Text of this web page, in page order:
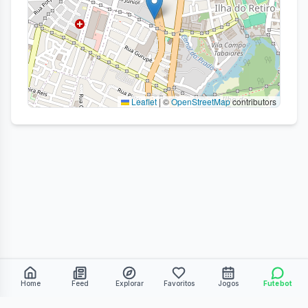
Leaflet |©OpenStreetMapcontributors
Home Feed Explorar Favoritos Jogos Futebot